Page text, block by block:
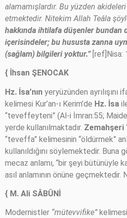
alamamışlardır. Bu yüzden
etmektedir. Nitekim Allah Teâla
hakkında ihtilafa düşenler bundan
içerisindeler; bu hususta zanna
(sağlam) bilgileri yoktur.”[ref]Nisa:
{ İhsan ŞENOCAK
Hz. İsa’nın yeryüzünden ayrılışını
kelimesi Kur’an-ı Kerim’de Hz. İsa
“teveffeyteni” (Al-i İmran:55;
yerde kullanılmaktadır. Zemahşeri
“teveffa” kelimesinin “öldürmek”
kullanıldığını söylemektedir. Buna
mecaz anlamı, “bir şeyi bütünüyle
asıl anlamının önüne
{ M. Ali SÂBÛNİ
Modernistler “mütevvifike”